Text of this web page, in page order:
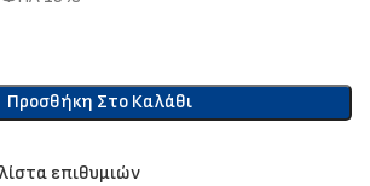
Προσθήκη Στο Καλάθι
επιθυμιών